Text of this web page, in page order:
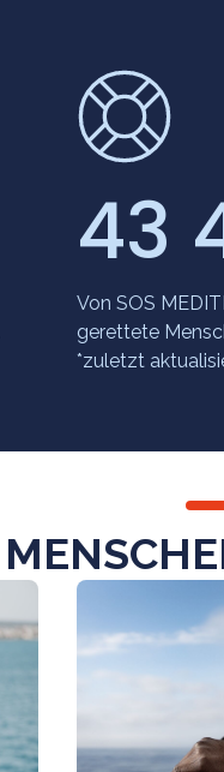
43
Von SOS
gerettete
*zuletzt